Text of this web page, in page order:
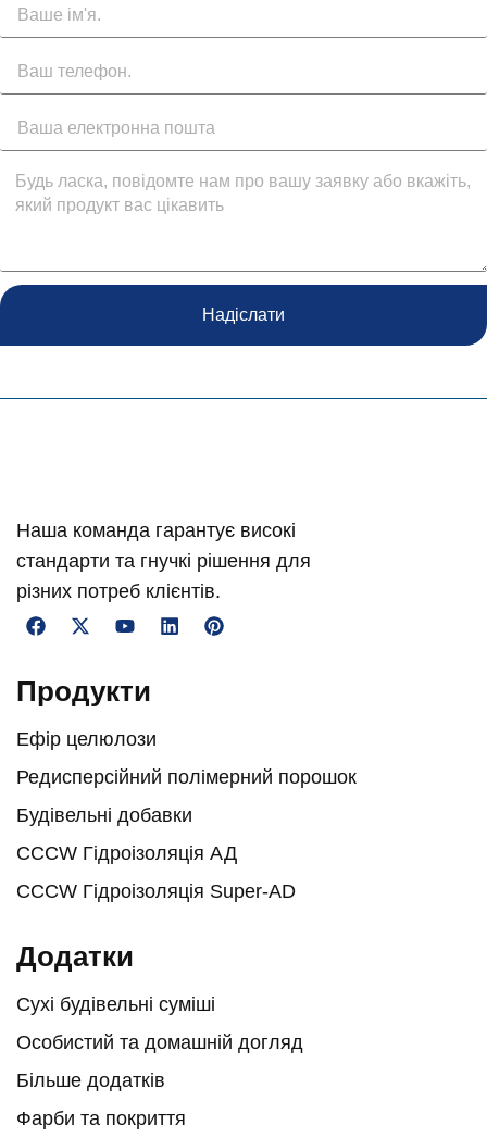
Надіслати
Наша команда гарантує високі
стандарти та гнучкі рішення для
різних потреб клієнтів.
Продукти
Ефір целюлози
Редисперсійний полімерний порошок
Будівельні добавки
CCCW Гідроізоляція АД
CCCW Гідроізоляція Super-AD
Додатки
Сухі будівельні суміші
Особистий та домашній догляд
Більше додатків
Фарби та покриття